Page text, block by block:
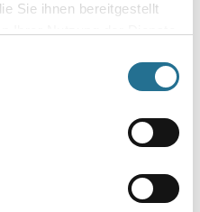
Sie ihnen bereitgestellt